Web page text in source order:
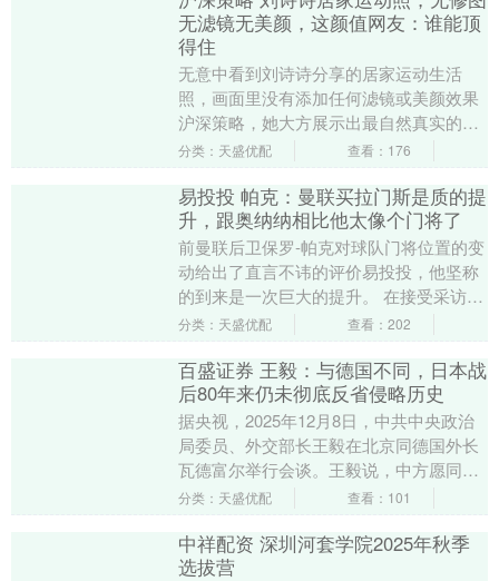
无滤镜无美颜，这颜值网友：谁能顶
得住
无意中看到刘诗诗分享的居家运动生活
照，画面里没有添加任何滤镜或美颜效果
沪深策略，她大方展示出最自然真实的状
态。 她穿着一身浅灰色的无袖运动背心和
分类：天盛优配 查看：176
易投投 帕克：曼联买拉门斯是质的提
升，跟奥纳纳相比他太像个门将了
前曼联后卫保罗-帕克对球队门将位置的变
动给出了直言不讳的评价易投投，他坚称
的到来是一次巨大的提升。 在接受采访
时，帕克表示：“拉门斯无疑给曼联带来了
分类：天盛优配 查看：202
百盛证券 王毅：与德国不同，日本战
后80年来仍未彻底反省侵略历史
据央视，2025年12月8日，中共中央政治
局委员、外交部长王毅在北京同德国外长
瓦德富尔举行会谈。王毅说，中方愿同德
方一道密切高层交往，加强战略沟通，对
分类：天盛优配 查看：101
中祥配资 深圳河套学院2025年秋季
选拔营